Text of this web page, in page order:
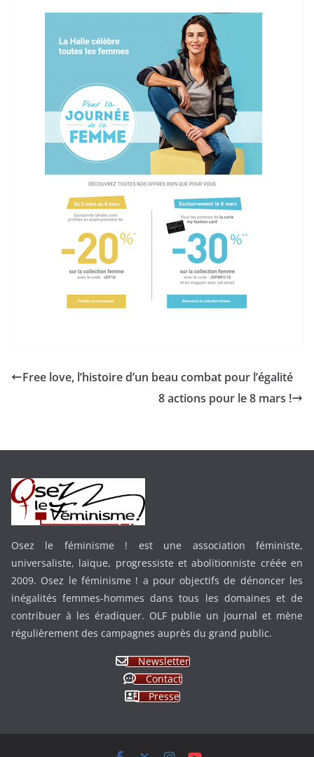
Free love, l’histoire d’un beau combat pour l’égalité
8 actions pour le 8 mars !
Osez le féminisme ! est une association féministe,
universaliste, laïque, progressiste et abolitionniste créée en
2009. Osez le féminisme ! a pour objectifs de dénoncer les
inégalités femmes-hommes dans tous les domaines et de
contribuer à les éradiquer. OLF publie un journal et mène
régulièrement des campagnes auprès du grand public.
Newsletter
Contact
Presse